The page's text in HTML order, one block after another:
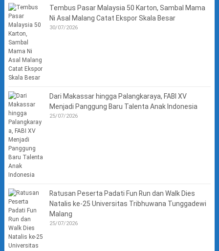
Tembus Pasar Malaysia 50 Karton, Sambal Mama
Ni Asal Malang Catat Ekspor Skala Besar
30/07/2026
Dari Makassar hingga Palangkaraya, FABI XV
Menjadi Panggung Baru Talenta Anak Indonesia
25/07/2026
Ratusan Peserta Padati Fun Run dan Walk Dies
Natalis ke-25 Universitas Tribhuwana Tunggadewi
Malang
25/07/2026